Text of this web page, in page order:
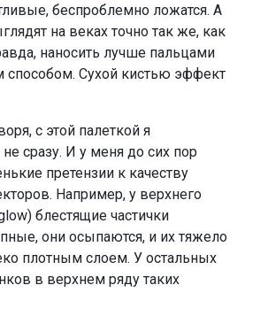
беспроблемно ложатся. А
на веках точно так же, как
наносить лучше пальцами
Сухой кистью эффект
с этой палеткой я
сразу. И у меня до сих пор
претензии к качеству
Например, у верхнего
блестящие частички
они осыпаются, и их тяжело
плотным слоем. У остальных
в верхнем ряду таких